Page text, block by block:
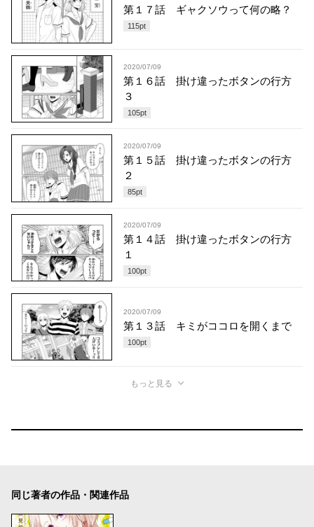
第１７話 ギャクソウって何の略？
115pt
2020/07/09
第１６話 掛け違ったボタンの行方
３
105pt
2020/07/09
第１５話 掛け違ったボタンの行方
２
85pt
2020/07/09
第１４話 掛け違ったボタンの行方
１
100pt
2020/07/09
第１３話 キミがココロを開くまで
100pt
もっと見る
同じ著者の作品・関連作品